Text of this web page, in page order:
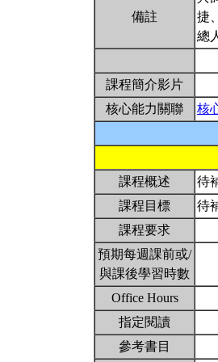
備註
捷
總
課程簡介影片
核心能力關聯
核
課程概述
待
課程目標
待
課程要求
預期每週課前或/
與課後學習時數
Office Hours
指定閱讀
參考書目